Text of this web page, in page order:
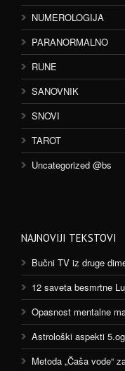
NUMEROLOGIJA
PARANORMALNO
RUNE
SANOVNIK
SNOVI
TAROT
Uncategorized @bs
NAJNOVIJI TEKSTOVI
Bučni TV iz druge
12 saveta besmrtne
Opasnost mentalne
Astrološki aspekti
Metoda „Čaša vode“